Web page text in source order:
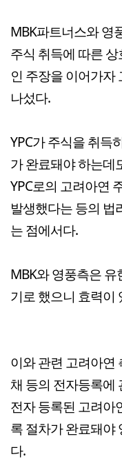
MBK파트너스와 영
주식 취득에 따른
인 주장을 이어가자
나섰다.
YPC가 주식을 취득
가 완료돼야 하는데
YPC로의 고려아연
발생했다는 등의 법
는 점에서다.
MBK와 영풍측은
기로 했으니 효력이
이와 관련 고려아연
채 등의 전자등록에
전자 등록된 고려아
록 절차가 완료돼야
다.